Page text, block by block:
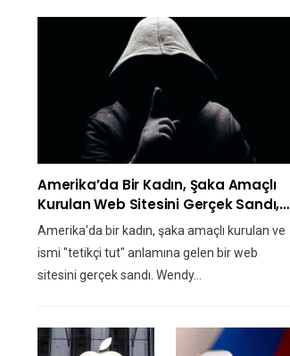
Amerika’da Bir Kadın, Şaka Amaçlı
Kurulan Web Sitesini Gerçek Sandı,…
Amerika'da bir kadın, şaka amaçlı kurulan ve
ismi "tetikçi tut" anlamına gelen bir web
sitesini gerçek sandı. Wendy…